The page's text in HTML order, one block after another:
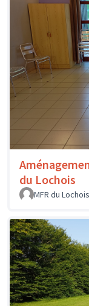
du Lochois
MFR du Lochois